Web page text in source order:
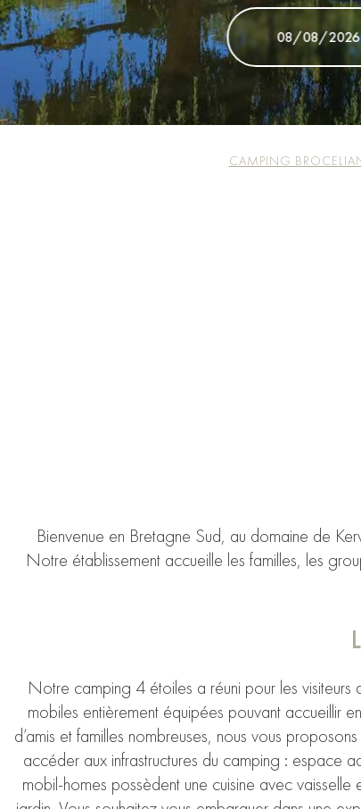
CAMPING
Bienvenue en Bretagne Sud, au domaine de
Notre établissement accueille les familles, les
Notre camping 4 étoiles a réuni pour les visiteurs
mobiles entièrement équipées pouvant accueillir
d’amis et familles nombreuses, nous vous
accéder aux infrastructures du camping : espace
mobil-homes possèdent une cuisine avec